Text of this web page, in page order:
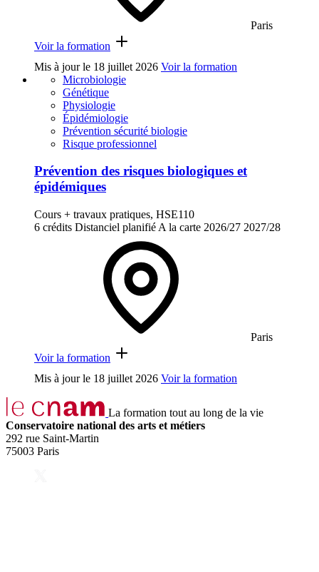
Paris
Voir la formation
Mis à jour le 18 juillet 2026 Voir la formation
Microbiologie
Génétique
Physiologie
Épidémiologie
Prévention sécurité biologie
Risque professionnel
Prévention des risques biologiques et
épidémiques
Cours + travaux pratiques, HSE110
6 crédits Distanciel planifié A la carte 2026/27 2027/28
Paris
Voir la formation
Mis à jour le 18 juillet 2026 Voir la formation
La formation tout au long de la vie
Conservatoire national des arts et métiers
292 rue Saint-Martin
75003 Paris